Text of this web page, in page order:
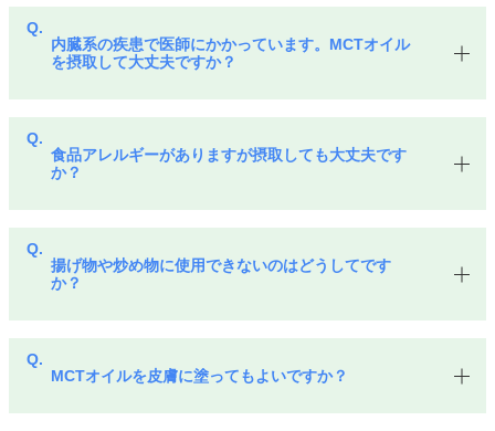
内臓系の疾患で医師にかかっています。MCTオイル
を摂取して大丈夫ですか？
食品アレルギーがありますが摂取しても大丈夫です
か？
揚げ物や炒め物に使用できないのはどうしてです
か？
MCTオイルを皮膚に塗ってもよいですか？